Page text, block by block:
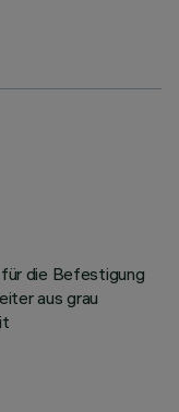
die Befestigung
aus grau